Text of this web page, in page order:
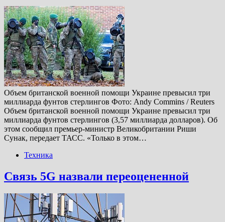
Объем британской военной помощи Украине превысил три
миллиарда фунтов стерлингов Фото: Andy Commins / Reuters
Объем британской военной помощи Украине превысил три
миллиарда фунтов стерлингов (3,57 миллиарда долларов). Об
этом сообщил премьер-министр Великобритании Риши
Сунак, передает ТАСС. «Только в этом…
Техника
Связь 5G назвали переоцененной